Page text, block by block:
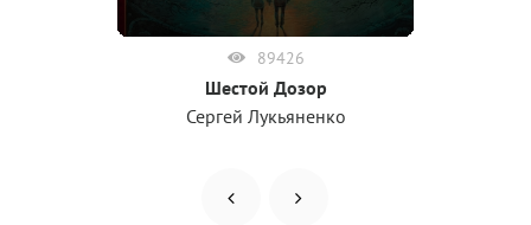
89426
Шестой Дозор
Сергей Лукьяненко